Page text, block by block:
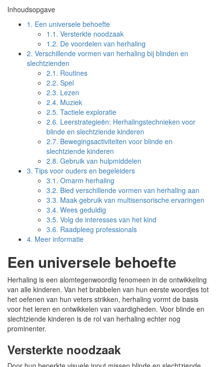
Inhoudsopgave
1. Een universele behoefte
1.1. Versterkte noodzaak
1.2. De voordelen van herhaling
2. Verschillende vormen van herhaling bij blinden en
slechtzienden
2.1. Routines
2.2. Spel
2.3. Lezen
2.4. Muziek
2.5. Tactiele exploratie
2.6. Leerstrategieën: Herhalingstechnieken voor
blinde en slechtziende kinderen
2.7. Bewegingsactiviteiten voor blinde en
slechtziende kinderen
2.8. Gebruik van hulpmiddelen
3. Tips voor ouders en begeleiders
3.1. Omarm herhaling
3.2. Bied verschillende vormen van herhaling aan
3.3. Maak gebruik van multisensorische ervaringen
3.4. Wees geduldig
3.5. Volg de interesses van het kind
3.6. Raadpleeg professionals
4. Meer informatie
Een universele behoefte
Herhaling is een alomtegenwoordig fenomeen in de ontwikkeling
van alle kinderen. Van het brabbelen van hun eerste woordjes tot
het oefenen van hun veters strikken, herhaling vormt de basis
voor het leren en ontwikkelen van vaardigheden. Voor blinde en
slechtziende kinderen is de rol van herhaling echter nog
prominenter.
Versterkte noodzaak